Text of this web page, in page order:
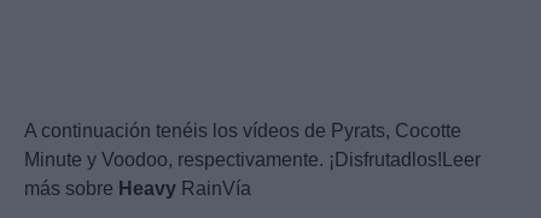
A continuación tenéis los vídeos de Pyrats, Cocotte
Minute y Voodoo, respectivamente. ¡Disfrutadlos!Leer
más sobre Heavy RainVía